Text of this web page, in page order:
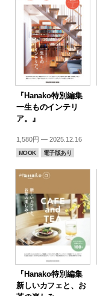
『Hanako特別編集
一生ものインテリ
ア。』
1,580円 — 2025.12.16
MOOK 電子版あり
『Hanako特別編集
新しいカフェと、お